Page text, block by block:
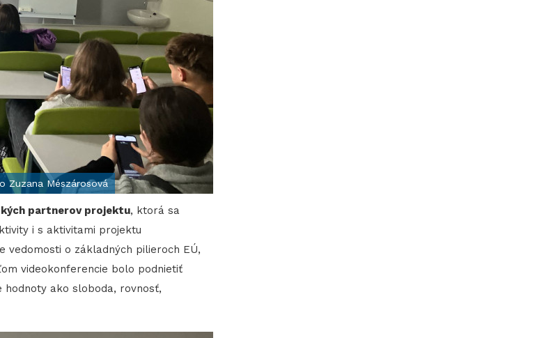
Zuzana Mészárosová
partnerov projektu, ktorá sa
i s aktivitami projektu
vedomosti o základných pilieroch EÚ,
videokonferencie bolo podnietiť
ako sloboda, rovnosť,